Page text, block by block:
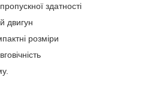
здатності
двигун
розміри